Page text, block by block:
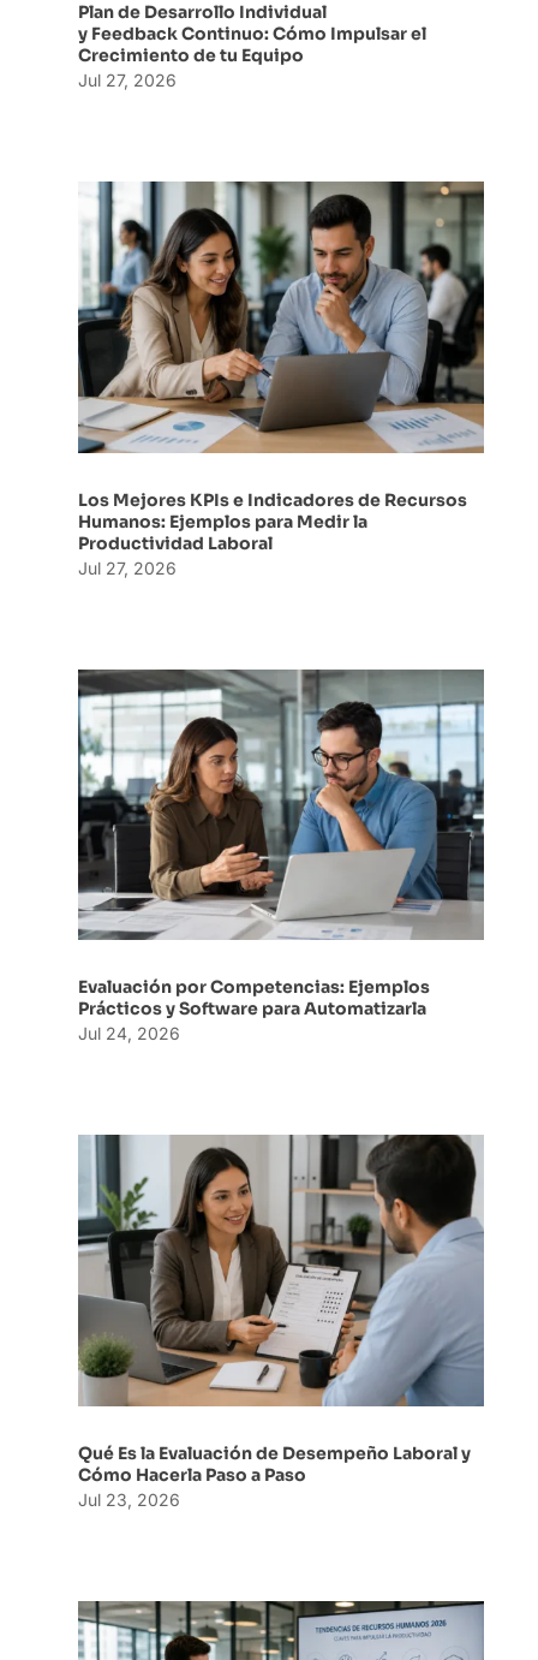
Plan de Desarrollo Individual
y Feedback Continuo: Cómo Impulsar el
Crecimiento de tu Equipo
Jul 27, 2026
Los Mejores KPIs e Indicadores de Recursos
Humanos: Ejemplos para Medir la
Productividad Laboral
Jul 27, 2026
Evaluación por Competencias: Ejemplos
Prácticos y Software para Automatizarla
Jul 24, 2026
Qué Es la Evaluación de Desempeño Laboral y
Cómo Hacerla Paso a Paso
Jul 23, 2026